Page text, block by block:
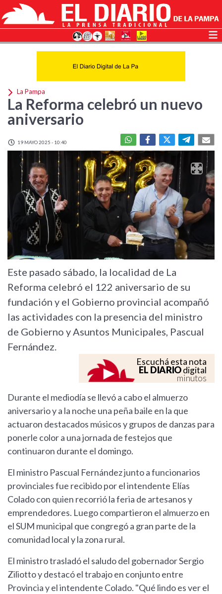
La Pampa
La Reforma celebró un nuevo
aniversario
19 MAYO 2025 - 10:40
Este pasado sábado, la localidad de La
Reforma celebró el 122 aniversario de su
fundación y el Gobierno provincial acompañó
las actividades con la presencia del ministro
de Gobierno y Asuntos Municipales, Pascual
Fernández.
Escuchá esta nota
EL DIARIOdigital
minutos
Durante el mediodía se llevó a cabo el almuerzo
aniversario y a la noche una peña baile en la que
actuaron destacados músicos y grupos de danzas para
ponerle color a una jornada de festejos que
continuaron durante el domingo.
El ministro Pascual Fernández junto a funcionarios
provinciales fue recibido por el intendente Elías
Colado con quien recorrió la feria de artesanos y
emprendedores. Luego compartieron el almuerzo en
el SUM municipal que congregó a gran parte de la
comunidad local y la zona rural.
El ministro trasladó el saludo del gobernador Sergio
Ziliotto y destacó el trabajo en conjunto entre
Provincia y el intendente Colado. "Qué lindo es ver el